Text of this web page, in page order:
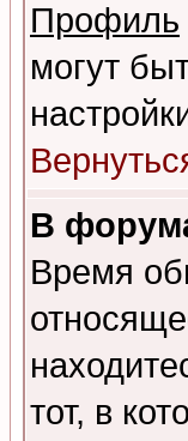
Профиль
могут
В
Время
тот, в